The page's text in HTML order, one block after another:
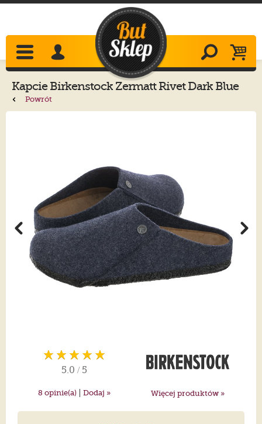
KapcieBirkenstock Zermatt Rivet Dark Blue
1017519
Powrót
5.0 / 5
8 opinie(a) | Dodaj » Więcej produktów »